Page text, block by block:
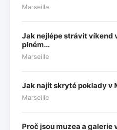
Marseille
Jak nejlépe strávit víkend
plném...
Marseille
Jak najít skryté poklady v
Marseille
Proč jsou muzea a